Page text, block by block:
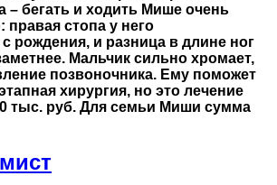
– бегать и ходить Мише очень
правая стопа у него
рождения, и разница в длине ног
Мальчик сильно хромает,
позвоночника. Ему поможет
хирургия, но это лечение
тыс. руб. Для семьи Миши сумма